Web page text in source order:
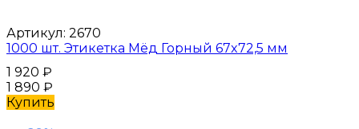
Артикул: 2670
1000 шт. Этикетка Мёд Горный 67x72,5 мм
1 920 ₽
1 890 ₽
Купить